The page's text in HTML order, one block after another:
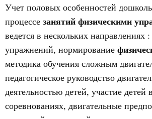
Учет половых особенностей
процессе занятий физическими
ведется в нескольких направлениях
упражнений, нормирование
методика обучения сложным
педагогическое руководство
деятельностью детей, участие детей
соревнованиях, двигательные